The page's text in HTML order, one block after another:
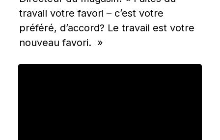
travail votre favori – c’est votre
préféré, d’accord? Le travail est votre
nouveau favori.  »